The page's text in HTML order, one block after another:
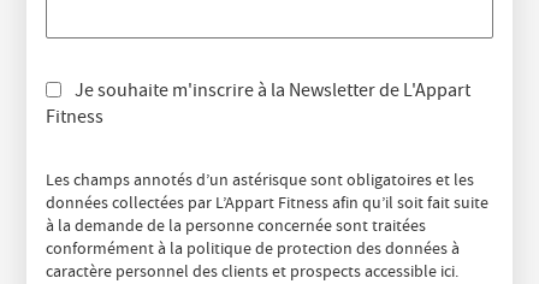
Je souhaite m'inscrire à la Newsletter de L'Appart
Fitness
Les champs annotés d’un astérisque sont obligatoires et les
données collectées par L’Appart Fitness afin qu’il soit fait suite
à la demande de la personne concernée sont traitées
conformément à la politique de protection des données à
caractère personnel des clients et prospects accessible ici.